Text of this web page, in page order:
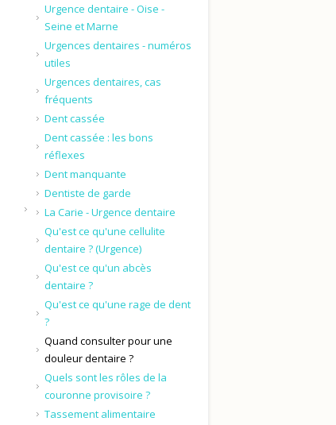
Urgence dentaire - Oise -
Seine et Marne
Urgences dentaires - numéros
utiles
Urgences dentaires, cas
fréquents
Dent cassée
Dent cassée : les bons
réflexes
Dent manquante
Dentiste de garde
La Carie - Urgence dentaire
Qu'est ce qu'une cellulite
dentaire ? (Urgence)
Qu'est ce qu'un abcès
dentaire ?
Qu'est ce qu'une rage de dent
?
Quand consulter pour une
douleur dentaire ?
Quels sont les rôles de la
couronne provisoire ?
Tassement alimentaire